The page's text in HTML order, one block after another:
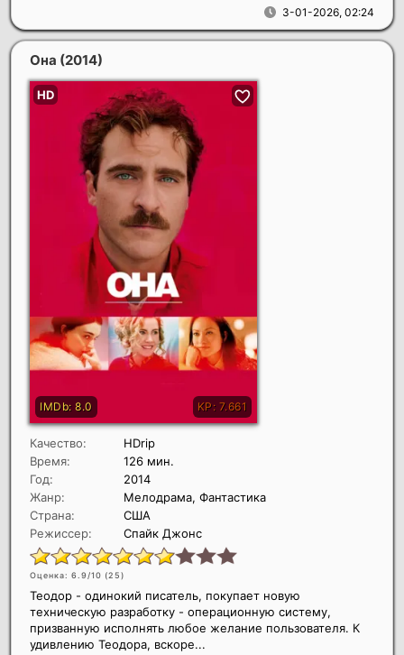
3-01-2026, 02:24
Она (2014)
Качество:
HDrip
Время:
126 мин.
Год:
2014
Жанр:
Мелодрама, Фантастика
Страна:
США
Режиссер:
Спайк Джонс
Оценка: 6.9/10 (25)
Теодор - одинокий писатель, покупает новую
техническую разработку - операционную систему,
призванную исполнять любое желание пользователя. К
удивлению Теодора, вскоре...